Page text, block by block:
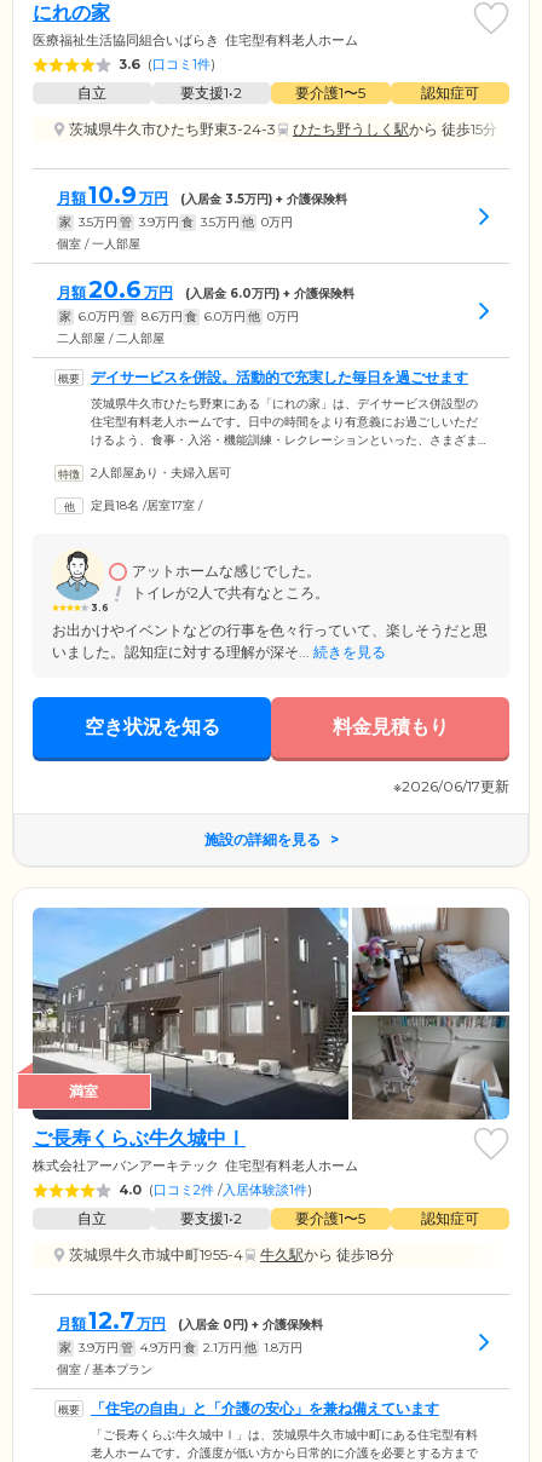
にれの家
医療福祉生活協同組合いばらき 住宅型有料老人ホーム
3.6 (口コミ1件)
自立 要支援1•2 要介護1〜5
認知症可
茨城県牛久市ひたち野東3-24-3
ひたち野うしく駅から 徒歩15分
月額10.9 万円 (入居金 3.5万円) + 介護保険料
家 3.5万円 管 3.9万円 食 3.5万円 他 0万円
個室 / 一人部屋
月額20.6 万円 (入居金 6.0万円) + 介護保険料
家 6.0万円 管 8.6万円 食 6.0万円 他 0万円
二人部屋 / 二人部屋
デイサービスを併設。活動的で充実した毎日を過ごせます
茨城県牛久市ひたち野東にある「にれの家」は、デイサービス併設型の
住宅型有料老人ホームです。日中の時間をより有意義にお過ごしいただ
けるよう、食事・入浴・機能訓練・レクレーションといった、さまざま
機能の維持・向上を目的としたリハビリテーションを行うことで、ご入
会や季節ごとの行事も、五感を刺激する大切な日課に。みなさまが楽し
2人部屋あり・夫婦入居可
定員18名 /居室17室 /
3.6
アットホームな感じでした。
トイレが2人で共有なところ。
お出かけやイベントなどの行事を色々行っていて、楽しそうだと思
いました。認知症に対する理解が深そ... 続きを見る
空き状況を知る 料金見積もり
※2026/06/17更新
施設の詳細を見る
満室
ご長寿くらぶ牛久城中Ⅰ
株式会社アーバンアーキテック 住宅型有料老人ホーム
4.0 (口コミ2件 /入居体験談1件)
自立 要支援1•2 要介護1〜5
認知症可
茨城県牛久市城中町1955-4
牛久駅から 徒歩18分
月額12.7万円 (入居金 0円) + 介護保険料
家 3.9万円 管 4.9万円 食 2.1万円 他 1.8万円
個室 / 基本プラン
「住宅の自由」と「介護の安心」を兼ね備えています
「ご長寿くらぶ牛久城中Ⅰ」は、茨城県牛久市城中町にある住宅型有料
老人ホームです。介護度が低い方から日常的に介護を必要とする方まで